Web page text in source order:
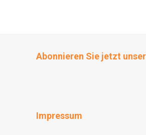
Abonnieren Sie jetzt
Impressum